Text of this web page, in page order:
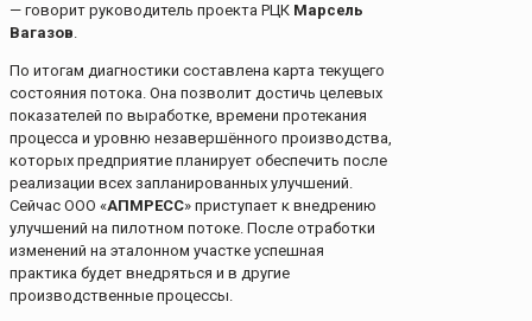
— говорит руководитель проекта РЦК Марсель
Вагазов.
По итогам диагностики составлена карта текущего
состояния потока. Она позволит достичь целевых
показателей по выработке, времени протекания
процесса и уровню незавершённого производства,
которых предприятие планирует обеспечить после
реализации всех запланированных улучшений.
Сейчас ООО «АПМРЕСС» приступает к внедрению
улучшений на пилотном потоке. После отработки
изменений на эталонном участке успешная
практика будет внедряться и в другие
производственные процессы.